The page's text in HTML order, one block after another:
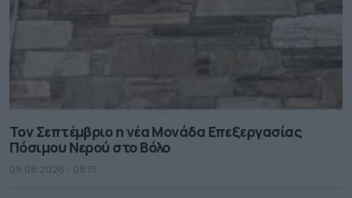
Τον Σεπτέμβριο η νέα Μονάδα Επεξεργασίας
Πόσιμου Νερού στο Βόλο
09.08.2026 - 08.15